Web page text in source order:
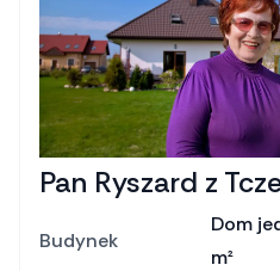
Pan Ryszard z
Budynek
Dom
m²